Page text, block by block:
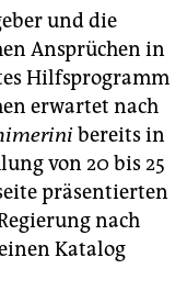
und die
Ansprüchen in
Hilfsprogramm
erwartet nach
bereits in
von 20 bis 25
präsentierten
nach
Katalog